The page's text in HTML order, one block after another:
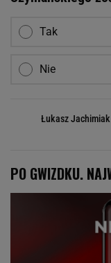
Tak
Nie
Łukasz Jachimiak